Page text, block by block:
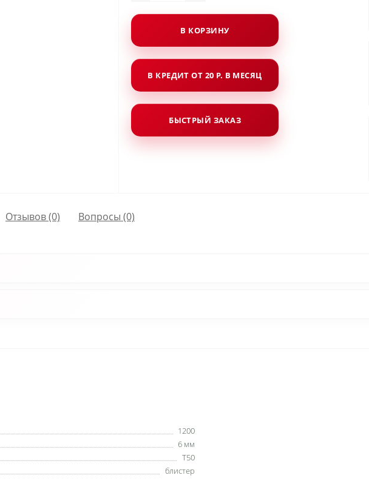
В КОРЗИНУ
В КРЕДИТ ОТ 20 Р. В МЕСЯЦ
БЫСТРЫЙ ЗАКАЗ
Отзывов (0) Вопросы (0)
1200
6 мм
T50
блистер